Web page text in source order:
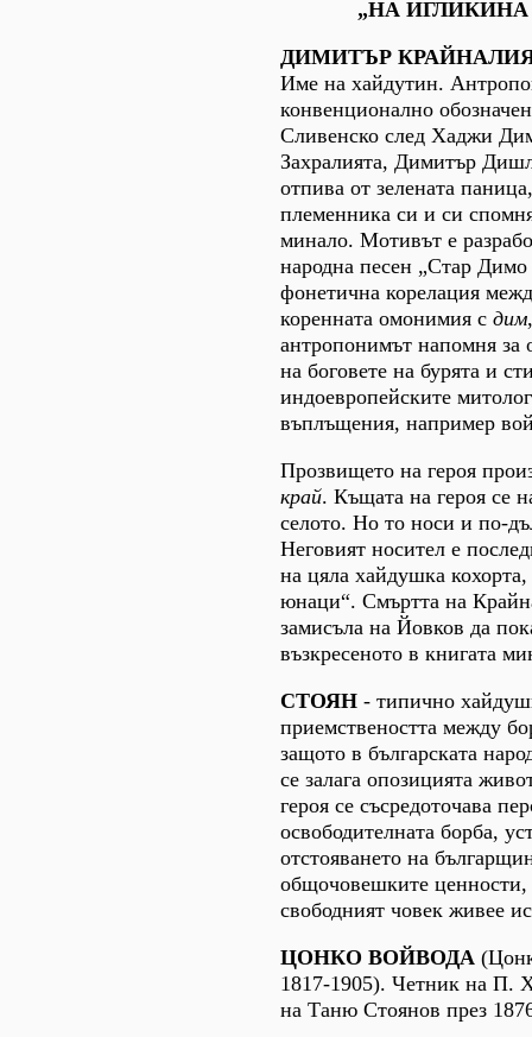
„НА
ДИМИТЪР
Име на хайдутин.
конвенционално
Сливенско след Хаджи
Захралията, Димитър
отпива от зелената
племенника си и си
минало. Мотивът е
народна песен „Стар
фонетична корелация
коренната омонимия с дим
антропонимът напомня за
на боговете на бурята и
индоевропейските
въплъщения, например
Прозвището на героя
край. Къщата на героя се
селото. Но то носи и по-
Неговият носител е
на цяла хайдушка кохорта,
юнаци“. Смъртта на
замисъла на Йовков да
възкресеното в книгата
СТОЯН - типично
приемствеността между
защото в българската
се залага опозицията
героя се съсредоточава
освободителната борба,
отстояването на
общочовешките ценности,
свободният човек живее
ЦОНКО ВОЙВОДА
1817-1905). Четник на П.
на Таню Стоянов през